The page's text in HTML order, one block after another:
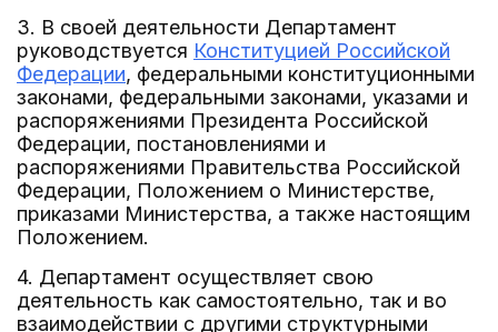
3. В своей деятельности Департамент
руководствуется Конституцией Российской
Федерации, федеральными конституционными
законами, федеральными законами, указами и
распоряжениями Президента Российской
Федерации, постановлениями и
распоряжениями Правительства Российской
Федерации, Положением о Министерстве,
приказами Министерства, а также настоящим
Положением.
4. Департамент осуществляет свою
деятельность как самостоятельно, так и во
взаимодействии с другими структурными